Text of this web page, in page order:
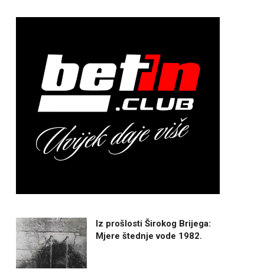
Iz prošlosti Širokog Brijega:
Mjere štednje vode 1982.